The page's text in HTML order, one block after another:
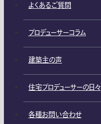
よくあるご質問
プロデューサーコラム
建築主の声
住宅プロデューサーの日々
各種お問い合わせ